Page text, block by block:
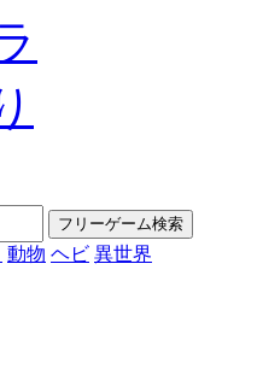
動物 ヘビ 異世界